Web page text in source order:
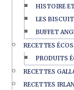
HISTOIRE
LES
BUFFET
RECETTES
PRODUITS
RECETTES
RECETTES